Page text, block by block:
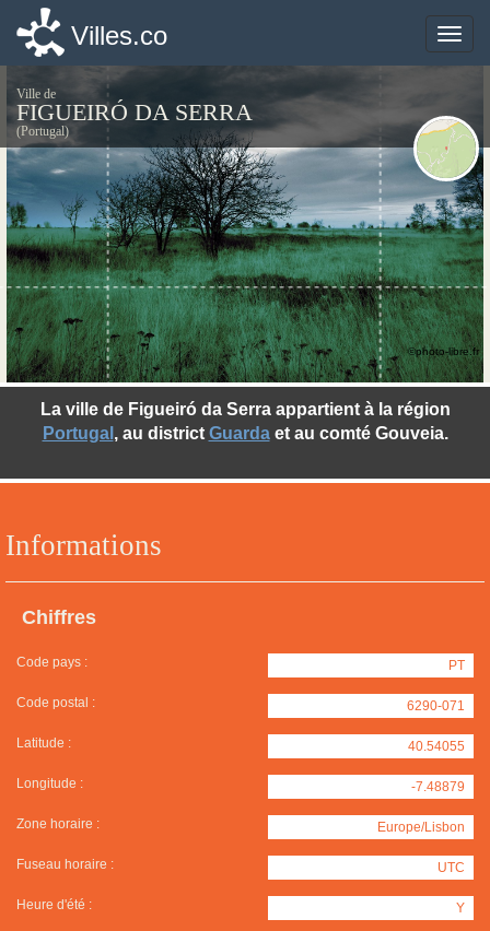
Toggle
Villes.co
Ville de
FIGUEIRÓ DA SERRA
(Portugal)
Informations
Chiffres
Code pays : PT
Code postal : 6290-071
Latitude : 40.54055
Longitude : -7.48879
Zone horaire : Europe/Lisbon
Fuseau horaire : UTC
Heure d'été : Y
La ville de Figueiró da Serra appartient à la région
Portugal , au district Guardaet au comté Gouveia.
©photo-libre.fr
Toggle
Villes.co